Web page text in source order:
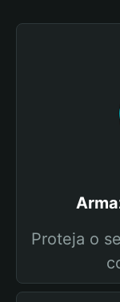
Proteja o